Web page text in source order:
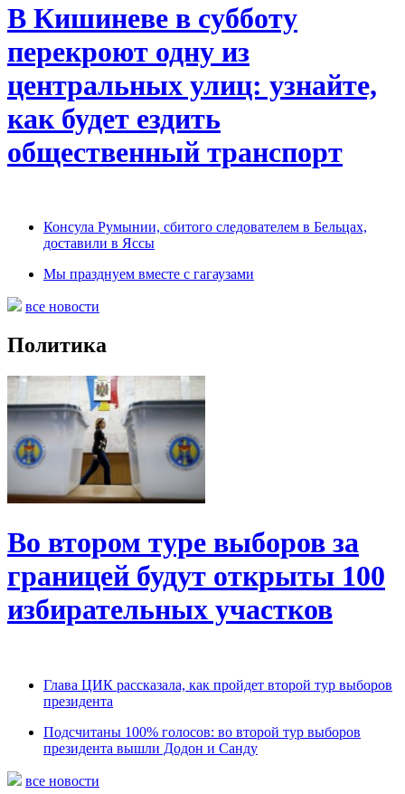
В Кишиневе в субботу
перекроют одну из
центральных улиц: узнайте,
как будет ездить
общественный транспорт
Консула Румынии, сбитого следователем в Бельцах,
доставили в Яссы
Мы празднуем вместе с гагаузами
все новости
Политика
Во втором туре выборов за
границей будут открыты 100
избирательных участков
Глава ЦИК рассказала, как пройдет второй тур выборов
президента
Подсчитаны 100% голосов: во второй тур выборов
президента вышли Додон и Санду
все новости